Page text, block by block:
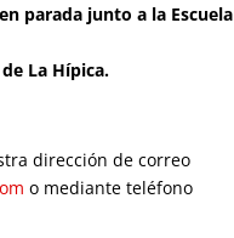
parada junto a la Escuela
La Hípica.
dirección de correo
o mediante teléfono